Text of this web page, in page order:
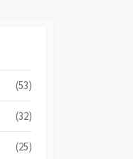
(53)
(32)
(25)